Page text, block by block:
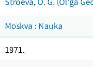
Moskva : Nauka
1971.